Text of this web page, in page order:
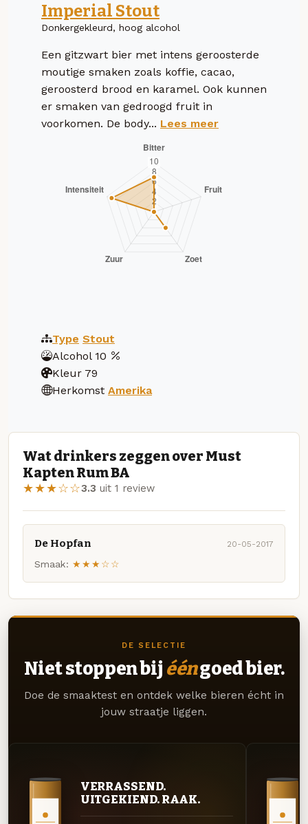
Imperial Stout
Donkergekleurd, hoog alcohol
Een gitzwart bier met intens geroosterde
moutige smaken zoals koffie, cacao,
geroosterd brood en karamel. Ook kunnen
er smaken van gedroogd fruit in
voorkomen. De body... Lees meer
Type Stout
Alcohol 10
Kleur 79
Herkomst Amerika
Wat drinkers zeggen over Must
Kapten Rum BA
★★★☆☆3.3 uit 1 review
De Hopfan 20-05-2017
Smaak: ★★★☆☆
DE SELECTIE
Niet stoppen bij ééngoed bier.
Doe de smaaktest en ontdek welke bieren écht in
jouw straatje liggen.
VERRASSEND.
UITGEKIEND. RAAK.